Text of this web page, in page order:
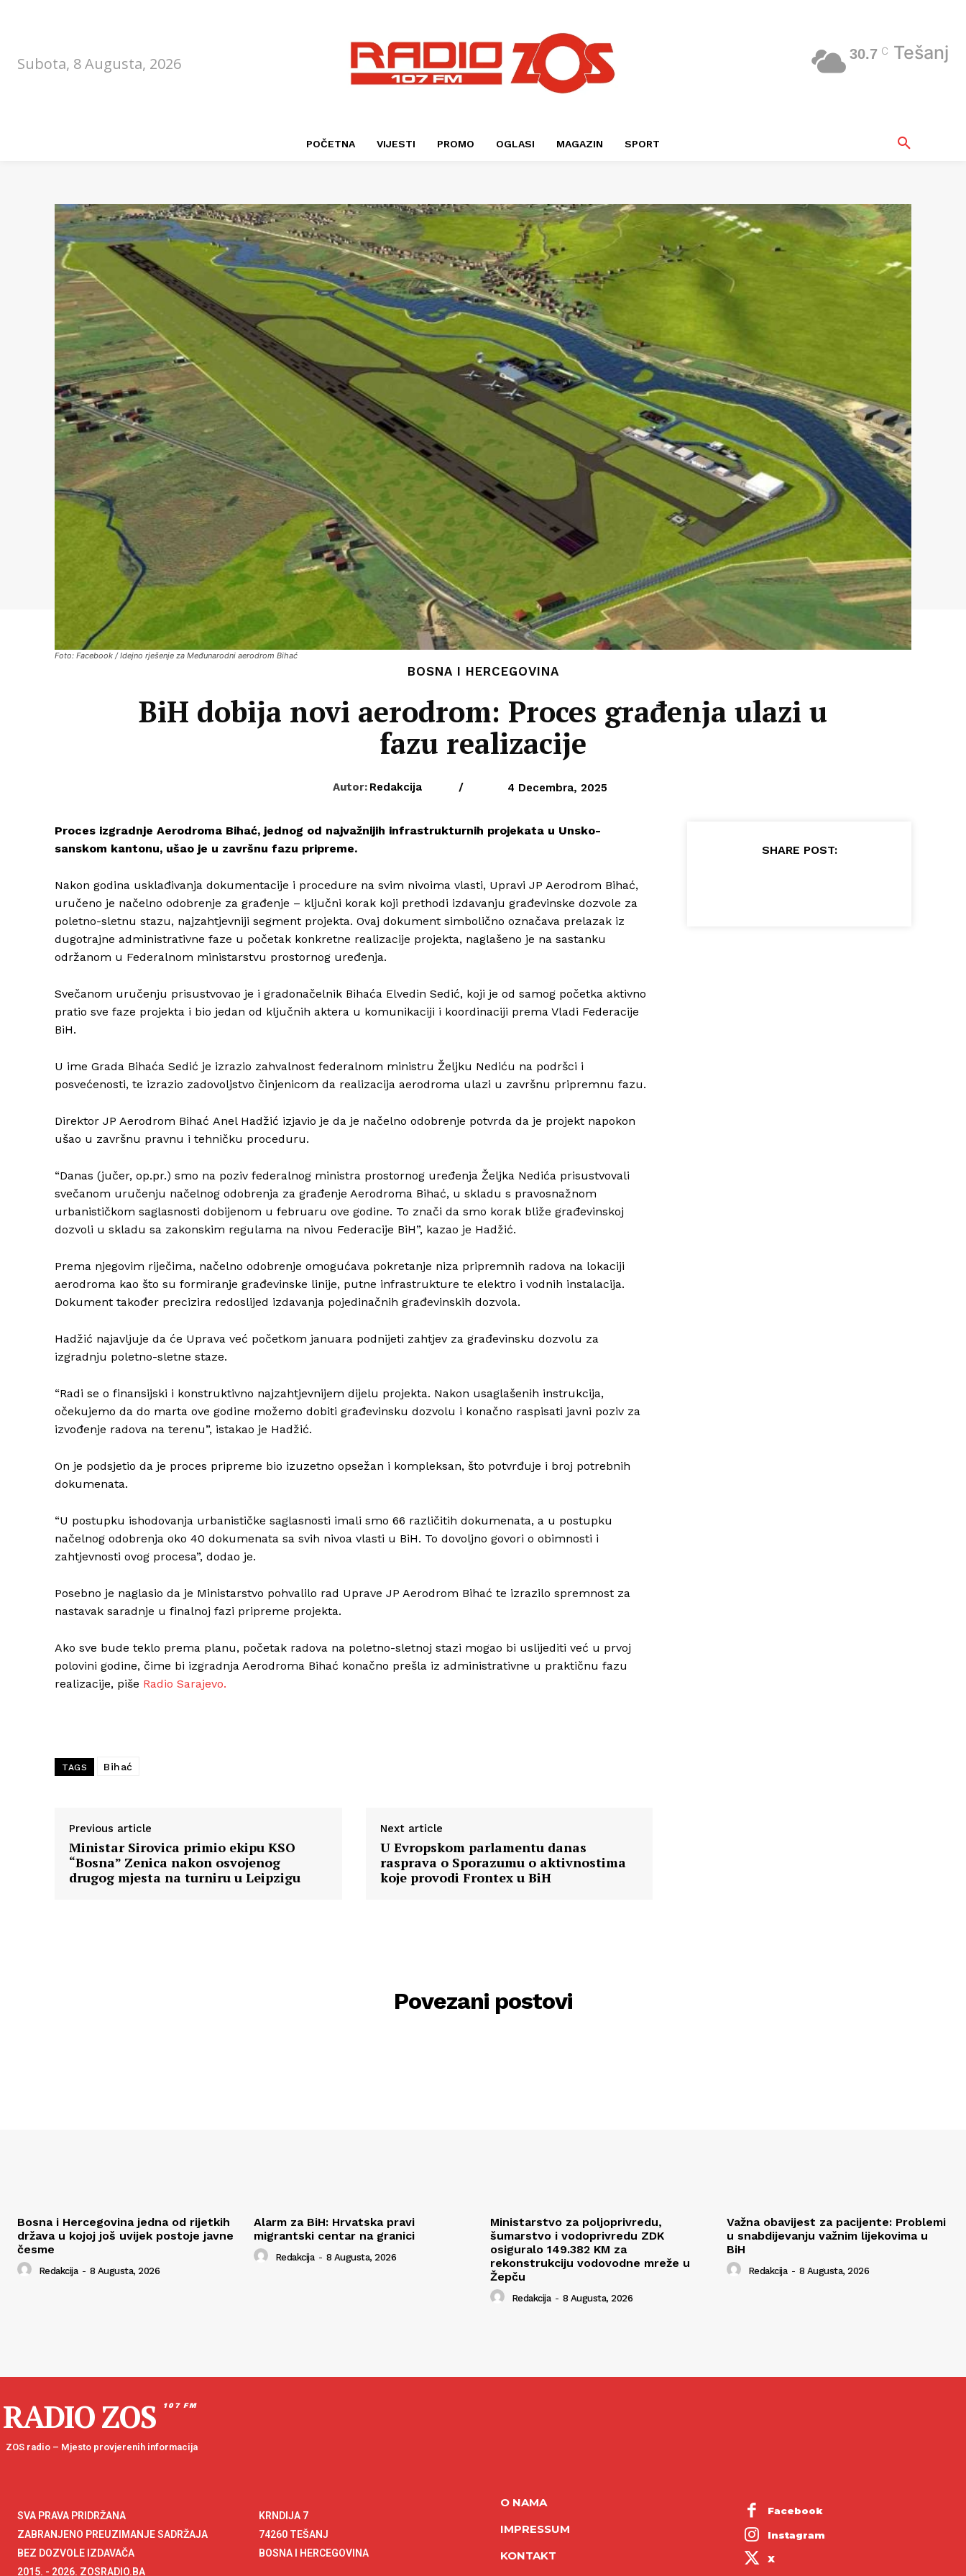
Subota, 8 Augusta, 2026
30.7 C Tešanj
POČETNA VIJESTI PROMO OGLASI MAGAZIN SPORT
Foto: Facebook / Idejno rješenje za Međunarodni aerodrom Bihać
BOSNA I HERCEGOVINA
BiH dobija novi aerodrom: Proces građenja ulazi u
fazu realizacije
Autor: Redakcija / 4 Decembra, 2025
Proces izgradnje Aerodroma Bihać, jednog od najvažnijih infrastrukturnih projekata u Unsko-
sanskom kantonu, ušao je u završnu fazu pripreme.
Nakon godina usklađivanja dokumentacije i procedure na svim nivoima vlasti, Upravi JP Aerodrom Bihać,
uručeno je načelno odobrenje za građenje – ključni korak koji prethodi izdavanju građevinske dozvole za
poletno-sletnu stazu, najzahtjevniji segment projekta. Ovaj dokument simbolično označava prelazak iz
dugotrajne administrativne faze u početak konkretne realizacije projekta, naglašeno je na sastanku
održanom u Federalnom ministarstvu prostornog uređenja.
Svečanom uručenju prisustvovao je i gradonačelnik Bihaća Elvedin Sedić, koji je od samog početka aktivno
pratio sve faze projekta i bio jedan od ključnih aktera u komunikaciji i koordinaciji prema Vladi Federacije
BiH.
U ime Grada Bihaća Sedić je izrazio zahvalnost federalnom ministru Željku Nediću na podršci i
posvećenosti, te izrazio zadovoljstvo činjenicom da realizacija aerodroma ulazi u završnu pripremnu fazu.
Direktor JP Aerodrom Bihać Anel Hadžić izjavio je da je načelno odobrenje potvrda da je projekt napokon
ušao u završnu pravnu i tehničku proceduru.
“Danas (jučer, op.pr.) smo na poziv federalnog ministra prostornog uređenja Željka Nedića prisustvovali
svečanom uručenju načelnog odobrenja za građenje Aerodroma Bihać, u skladu s pravosnažnom
urbanističkom saglasnosti dobijenom u februaru ove godine. To znači da smo korak bliže građevinskoj
dozvoli u skladu sa zakonskim regulama na nivou Federacije BiH”, kazao je Hadžić.
Prema njegovim riječima, načelno odobrenje omogućava pokretanje niza pripremnih radova na lokaciji
aerodroma kao što su formiranje građevinske linije, putne infrastrukture te elektro i vodnih instalacija.
Dokument također precizira redoslijed izdavanja pojedinačnih građevinskih dozvola.
Hadžić najavljuje da će Uprava već početkom januara podnijeti zahtjev za građevinsku dozvolu za
izgradnju poletno-sletne staze.
“Radi se o finansijski i konstruktivno najzahtjevnijem dijelu projekta. Nakon usaglašenih instrukcija,
očekujemo da do marta ove godine možemo dobiti građevinsku dozvolu i konačno raspisati javni poziv za
izvođenje radova na terenu”, istakao je Hadžić.
On je podsjetio da je proces pripreme bio izuzetno opsežan i kompleksan, što potvrđuje i broj potrebnih
dokumenata.
“U postupku ishodovanja urbanističke saglasnosti imali smo 66 različitih dokumenata, a u postupku
načelnog odobrenja oko 40 dokumenata sa svih nivoa vlasti u BiH. To dovoljno govori o obimnosti i
zahtjevnosti ovog procesa”, dodao je.
Posebno je naglasio da je Ministarstvo pohvalilo rad Uprave JP Aerodrom Bihać te izrazilo spremnost za
nastavak saradnje u finalnoj fazi pripreme projekta.
Ako sve bude teklo prema planu, početak radova na poletno-sletnoj stazi mogao bi uslijediti već u prvoj
polovini godine, čime bi izgradnja Aerodroma Bihać konačno prešla iz administrativne u praktičnu fazu
realizacije, piše Radio Sarajevo.
TAGS Bihać
Previous article
Ministar Sirovica primio ekipu KSO
“Bosna” Zenica nakon osvojenog
drugog mjesta na turniru u Leipzigu
Next article
U Evropskom parlamentu danas
rasprava o Sporazumu o aktivnostima
koje provodi Frontex u BiH
SHARE POST:
Povezani postovi
Bosna i Hercegovina jedna od rijetkih
država u kojoj još uvijek postoje javne
česme
Redakcija - 8 Augusta, 2026
Alarm za BiH: Hrvatska pravi
migrantski centar na granici
Redakcija - 8 Augusta, 2026
Ministarstvo za poljoprivredu,
šumarstvo i vodoprivredu ZDK
osiguralo 149.382 KM za
rekonstrukciju vodovodne mreže u
Žepču
Redakcija - 8 Augusta, 2026
Važna obavijest za pacijente: Problemi
u snabdijevanju važnim lijekovima u
BiH
Redakcija - 8 Augusta, 2026
RADIO ZOS 107 FM
ZOS radio – Mjesto provjerenih informacija
SVA PRAVA PRIDRŽANA
ZABRANJENO PREUZIMANJE SADRŽAJA
BEZ DOZVOLE IZDAVAČA
2015. - 2026. ZOSRADIO.BA
KRNDIJA 7
74260 TEŠANJ
BOSNA I HERCEGOVINA
O NAMA
IMPRESSUM
KONTAKT
Facebook
Instagram
X